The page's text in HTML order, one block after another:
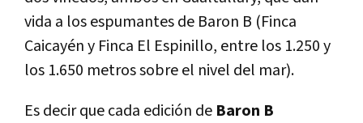
vida a los espumantes de Baron B (Finca
Caicayén y Finca El Espinillo, entre los 1.250 y
los 1.650 metros sobre el nivel del mar).
Es decir que cada edición de Baron B